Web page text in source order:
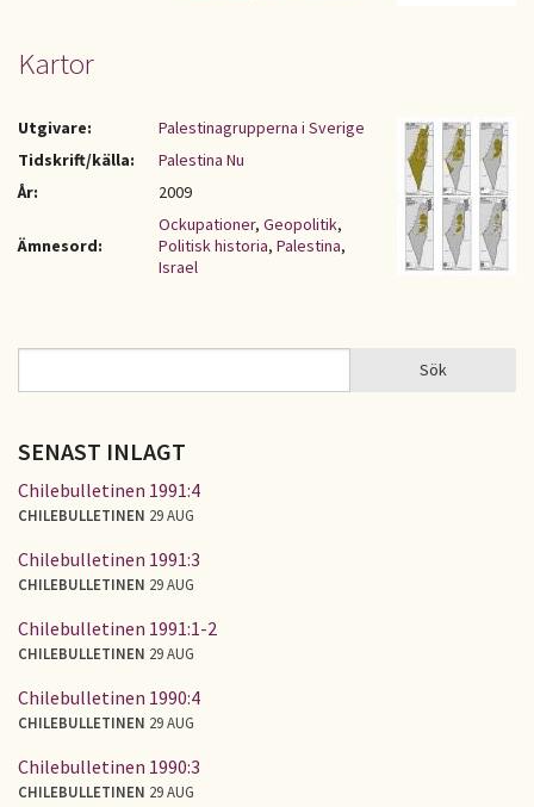
Kartor
Utgivare:
Palestinagrupperna i Sverige
Tidskrift/källa:
Palestina Nu
År:
2009
Ämnesord:
Ockupationer, Geopolitik,
Politisk historia, Palestina,
Israel
SÖKFORMULÄR Sök
SENAST INLAGT
Chilebulletinen 1991:4
CHILEBULLETINEN 29 AUG
Chilebulletinen 1991:3
CHILEBULLETINEN 29 AUG
Chilebulletinen 1991:1-2
CHILEBULLETINEN 29 AUG
Chilebulletinen 1990:4
CHILEBULLETINEN 29 AUG
Chilebulletinen 1990:3
CHILEBULLETINEN 29 AUG